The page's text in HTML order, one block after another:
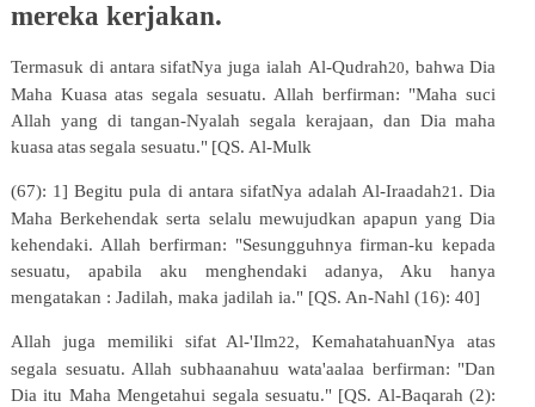
mereka kerjakan.
Termasuk di antara sifatNya juga ialah Al-Qudrah20, bahwa Dia
Maha Kuasa atas segala sesuatu. Allah berfirman: "Maha suci
Allah yang di tangan-Nyalah segala kerajaan, dan Dia maha
kuasa atas segala sesuatu." [QS. Al-Mulk
(67): 1] Begitu pula di antara sifatNya adalah Al-Iraadah21. Dia
Maha Berkehendak serta selalu mewujudkan apapun yang Dia
kehendaki. Allah berfirman: "Sesungguhnya firman-ku kepada
sesuatu, apabila aku menghendaki adanya, Aku hanya
mengatakan : Jadilah, maka jadilah ia." [QS. An-Nahl (16): 40]
Allah juga memiliki sifat Al-'Ilm22, KemahatahuanNya atas
segala sesuatu. Allah subhaanahuu wata'aalaa berfirman: "Dan
Dia itu Maha Mengetahui segala sesuatu." [QS. Al-Baqarah (2):